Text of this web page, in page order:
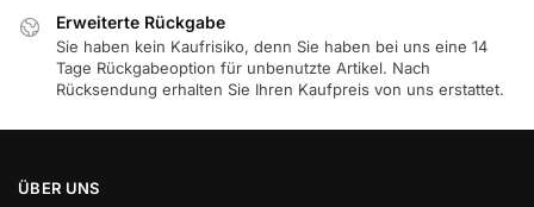
Erweiterte Rückgabe
Sie haben kein Kaufrisiko, denn Sie haben bei uns eine 14
Tage Rückgabeoption für unbenutzte Artikel. Nach
Rücksendung erhalten Sie Ihren Kaufpreis von uns erstattet.
ÜBER UNS